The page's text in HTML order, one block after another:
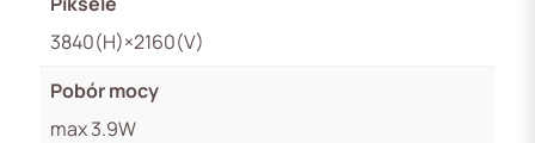
3840(H)×2160(V)
Pobór mocy
max 3.9W